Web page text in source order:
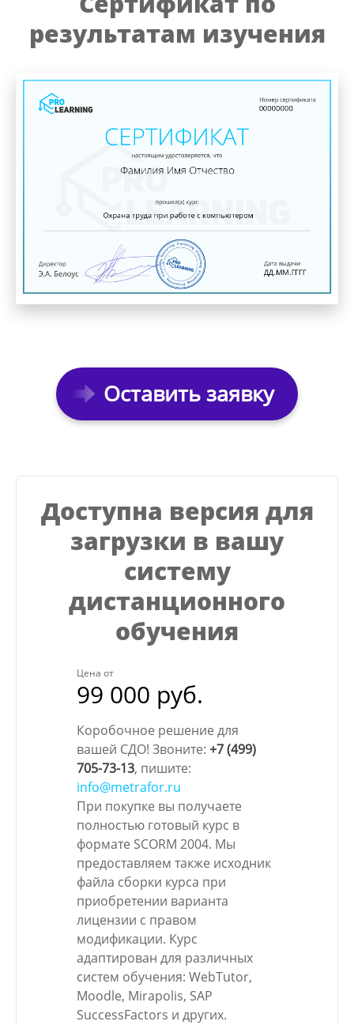
результатам изучения
Оставить заявку
Доступна версия для
загрузки в вашу
систему
дистанционного
обучения
Цена от
99 000 руб.
Коробочное решение для
вашей СДО! Звоните: +7 (499)
705-73-13, пишите:
info@metrafor.ru
При покупке вы получаете
полностью готовый курс в
формате SCORM 2004. Мы
предоставляем также исходник
файла сборки курса при
приобретении варианта
лицензии с правом
модификации. Курс
адаптирован для различных
систем обучения: WebTutor,
Moodle, Mirapolis, SAP
SuccessFactors и других.